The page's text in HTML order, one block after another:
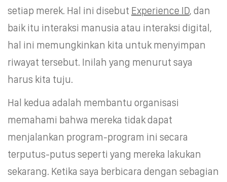
setiap merek. Hal ini disebut Experience ID, dan
baik itu interaksi manusia atau interaksi digital,
hal ini memungkinkan kita untuk menyimpan
riwayat tersebut. Inilah yang menurut saya
harus kita tuju.
Hal kedua adalah membantu organisasi
memahami bahwa mereka tidak dapat
menjalankan program-program ini secara
terputus-putus seperti yang mereka lakukan
sekarang. Ketika saya berbicara dengan sebagian